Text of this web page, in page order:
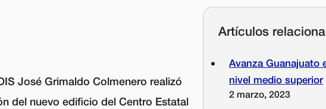
José Grimaldo Colmenero realizó
del nuevo edificio del Centro Estatal
Artículos
Avanza Guanajuato
nivel medio superior
2 marzo, 2023